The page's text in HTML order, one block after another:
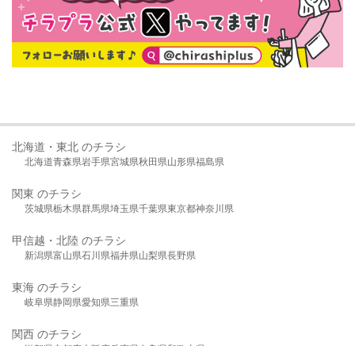
北海道・東北 のチラシ
北海道青森県岩手県宮城県秋田県山形県福島県
関東 のチラシ
茨城県栃木県群馬県埼玉県千葉県東京都神奈川県
甲信越・北陸 のチラシ
新潟県富山県石川県福井県山梨県長野県
東海 のチラシ
岐阜県静岡県愛知県三重県
関西 のチラシ